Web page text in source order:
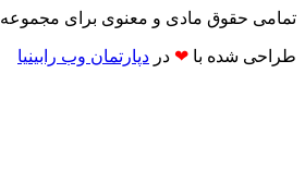
تمامی حقوق مادی و معنوی برای مجموعه
طراحی شده با ❤ در دپارتمان وب رابینیا​​